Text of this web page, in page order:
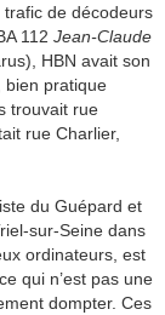
trafic de décodeurs
112 Jean-Claude
HBN avait son
bien pratique
trouvait rue
rue Charlier,
du Guépard et
sur-Seine dans
ordinateurs, est
qui n’est pas une
dompter. Ces